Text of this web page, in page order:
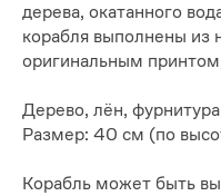
дерева, окатанного
корабля выполнены из
оригинальным
Дерево, лён, фурнитура
Размер: 40 см (по
Корабль может быть